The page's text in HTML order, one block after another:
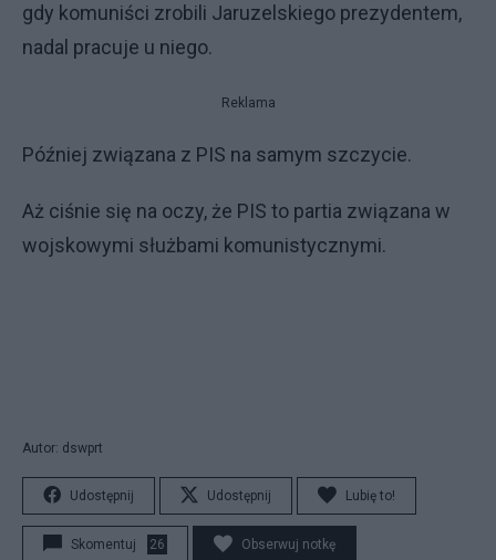
gdy komuniści zrobili Jaruzelskiego prezydentem,
nadal pracuje u niego.
Reklama
Później związana z PIS na samym szczycie.
Aż ciśnie się na oczy, że PIS to partia związana w
wojskowymi służbami komunistycznymi.
Autor: dswprt
Udostępnij Udostępnij Lubię to!
Skomentuj 26 Obserwuj notkę